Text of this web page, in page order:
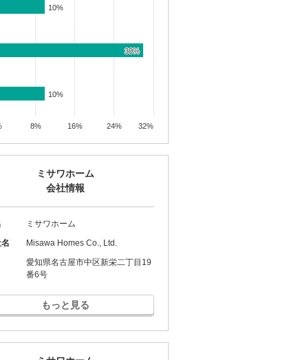
投資講座
【オンライン講座】次
の一手はどうすべき？
投資用不動産の...
所要時間 60分
詳細を見る
投資講座
【オンライン講座】購
入から運用・売却まで
所要時間 60分
詳細を見る
10%
10%
30%
30%
10%
10%
8% 16% 24% 32%
ミサワホーム
会社情報
ミサワホーム
Misawa Homes Co., Ltd.
愛知県名古屋市中区新栄二丁目19
番6号
もっと見る